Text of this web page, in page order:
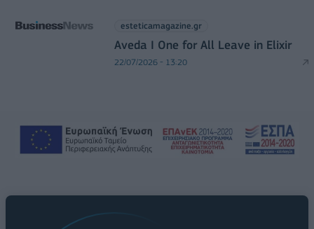
esteticamagazine.gr
Aveda I One for All Leave in Elixir
22/07/2026 - 13:20